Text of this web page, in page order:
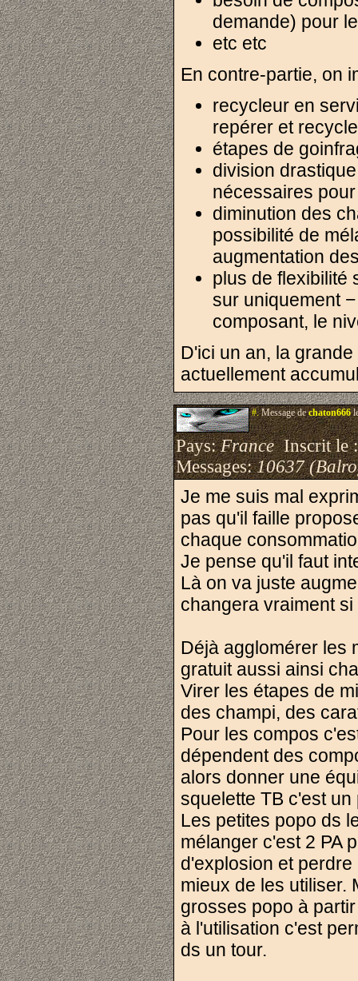
demande) pour
etc etc
En contre-partie, on
recycleur en
repérer et
étapes de
division
nécessaires
diminution des
possibilité de
augmentation
plus de flexibilité
sur uniquement
composant, le
D'ici un an, la
actuellement
#.Message dechaton666
Pays:FranceInscrit le
Messages:10637
Je me suis mal
pas qu'il faille
chaque
Je pense qu'il faut
Là on va juste
changera vraiment
Déjà agglomérer les
gratuit aussi ainsi
Virer les étapes de
des champi, des
Pour les compos
dépendent des
alors donner une
squelette TB c'est un
Les petites popo ds
mélanger c'est 2 PA
d'explosion et
mieux de les utiliser.
grosses popo à
à l'utilisation c'est
ds un tour.